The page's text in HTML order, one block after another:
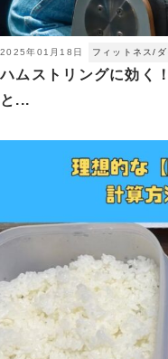
2025年01月18日 フィットネス/ダ
ハムストリングに効く
と...